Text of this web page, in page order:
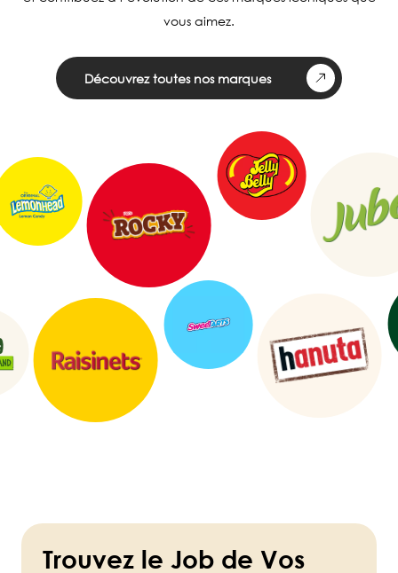
vous aimez.
Découvrez toutes nos marques
Trouvez le Job de Vos